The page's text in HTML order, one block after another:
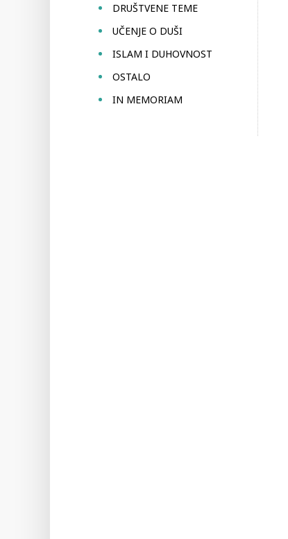
DRUŠTVENE TEME
UČENJE O DUŠI
ISLAM I DUHOVNOST
OSTALO
IN MEMORIAM